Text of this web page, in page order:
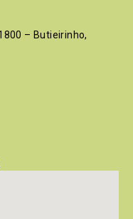
– Butieirinho,